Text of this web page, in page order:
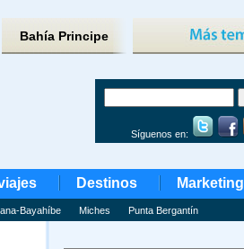
Bahía Principe
Síguenos en:
Destinos Marketing
Bayahíbe Miches Punta Bergantín